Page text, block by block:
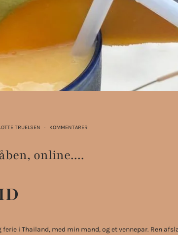
TRUELSEN · KOMMENTARER
online....
ferie i Thailand, med min mand, og et vennepar. Ren